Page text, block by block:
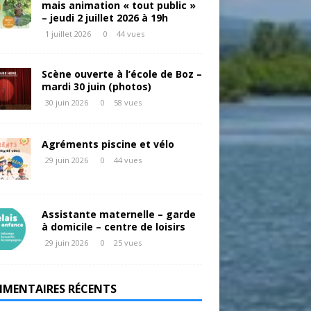
mais animation « tout public »
– jeudi 2 juillet 2026 à 19h
1 juillet 2026 0 44 vues
Scène ouverte à l’école de Boz –
mardi 30 juin (photos)
30 juin 2026 0 58 vues
Agréments piscine et vélo
29 juin 2026 0 44 vues
Assistante maternelle – garde
à domicile – centre de loisirs
29 juin 2026 0 25 vues
RÉCENTS